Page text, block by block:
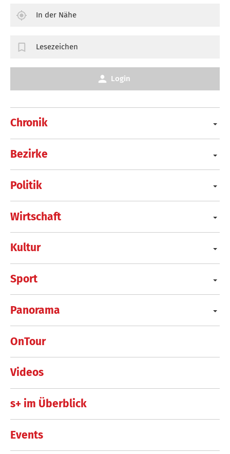
Chronik
Bezirke
Politik
Wirtschaft
Kultur
Sport
Panorama
OnTour
Videos
s+ im Überblick
Events
In der Nähe
Lesezeichen
Login